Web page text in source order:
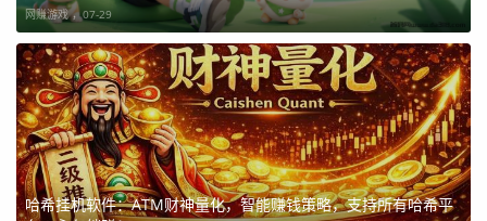
网赚游戏 ，07-29
哈希挂机软件：ATM财神量化，智能赚钱策略，支持所有哈希平